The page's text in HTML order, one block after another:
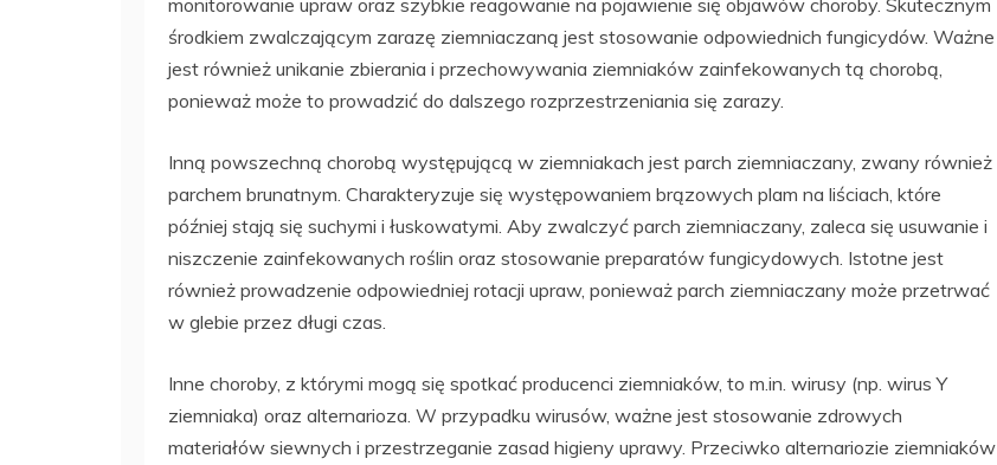
środkiem zwalczającym zarazę ziemniaczaną jest stosowanie odpowiednich fungicydów. Ważne
jest również unikanie zbierania i przechowywania ziemniaków zainfekowanych tą chorobą,
ponieważ może to prowadzić do dalszego rozprzestrzeniania się zarazy.
Inną powszechną chorobą występującą w ziemniakach jest parch ziemniaczany, zwany również
parchem brunatnym. Charakteryzuje się występowaniem brązowych plam na liściach, które
później stają się suchymi i łuskowatymi. Aby zwalczyć parch ziemniaczany, zaleca się usuwanie i
niszczenie zainfekowanych roślin oraz stosowanie preparatów fungicydowych. Istotne jest
również prowadzenie odpowiedniej rotacji upraw, ponieważ parch ziemniaczany może przetrwać
w glebie przez długi czas.
Inne choroby, z którymi mogą się spotkać producenci ziemniaków, to m.in. wirusy (np. wirus Y
ziemniaka) oraz alternarioza. W przypadku wirusów, ważne jest stosowanie zdrowych
materiałów siewnych i przestrzeganie zasad higieny uprawy. Przeciwko alternariozie ziemniaków